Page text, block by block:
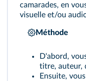
camarades, en
visuelle et/ou
Méthode
D'abord,
titre, auteur,
Ensuite,